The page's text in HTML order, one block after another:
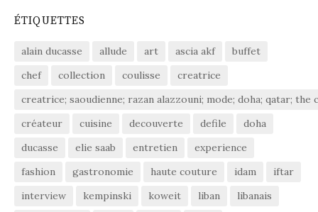
ÉTIQUETTES
alain ducasse allude art ascia akf
buffet
chef
collection coulisse
creatrice
creatrice; saoudienne; razan alazzouni; mode; doha; qatar; the
créateur
cuisine decouverte defile
doha
ducasse
elie saab entretien
experience
fashion
gastronomie haute couture idam
iftar
interview
kempinski koweit liban
libanais